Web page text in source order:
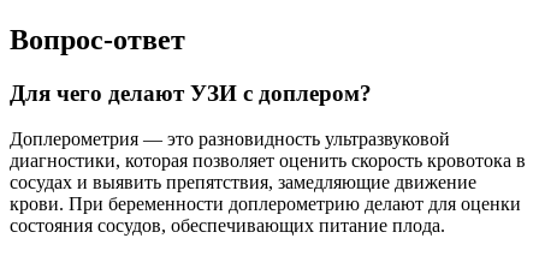
Вопрос-ответ
Для чего делают УЗИ с доплером?
Доплерометрия — это разновидность ультразвуковой
диагностики, которая позволяет оценить скорость кровотока в
сосудах и выявить препятствия, замедляющие движение
крови. При беременности доплерометрию делают для оценки
состояния сосудов, обеспечивающих питание плода.